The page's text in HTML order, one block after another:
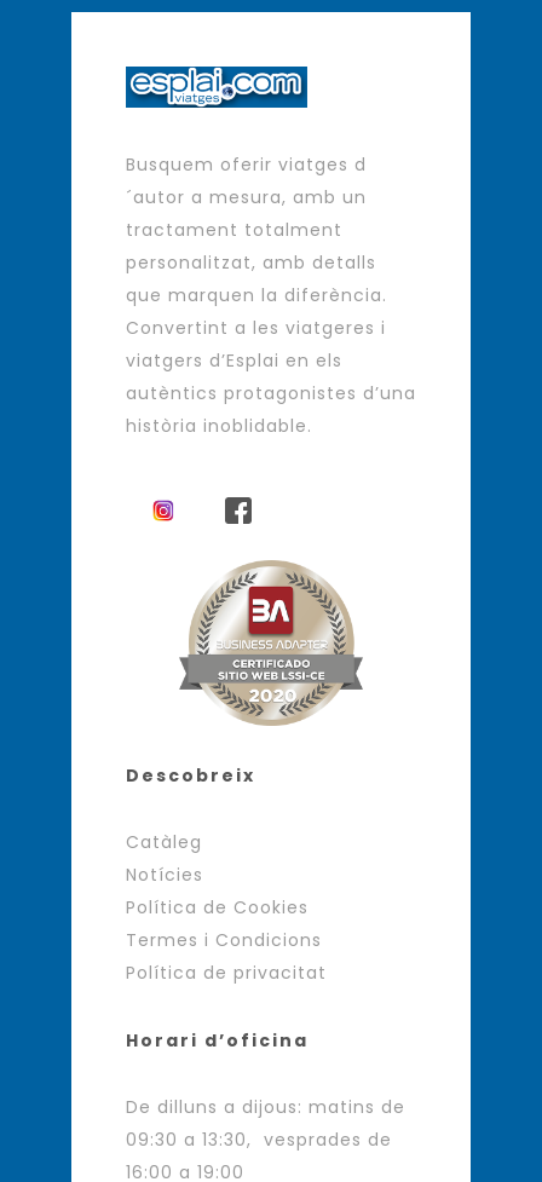
Busquem oferir viatges d
´autor a mesura, amb un
tractament totalment
personalitzat, amb detalls
que marquen la diferència.
Convertint a les viatgeres i
viatgers d’Esplai en els
autèntics protagonistes d’una
història inoblidable.
Descobreix
Catàleg
Notícies
Política de Cookies
Termes i Condicions
Política de privacitat
Horari d’oficina
De dilluns a dijous: matins de
09:30 a 13:30, vesprades de
16:00 a 19:00